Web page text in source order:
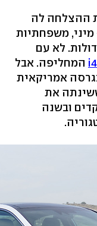
ההצלחה לה
מיני, משפחתיות
לא עם
המחליפה. אבל
אמריקאית
את
ובשנה